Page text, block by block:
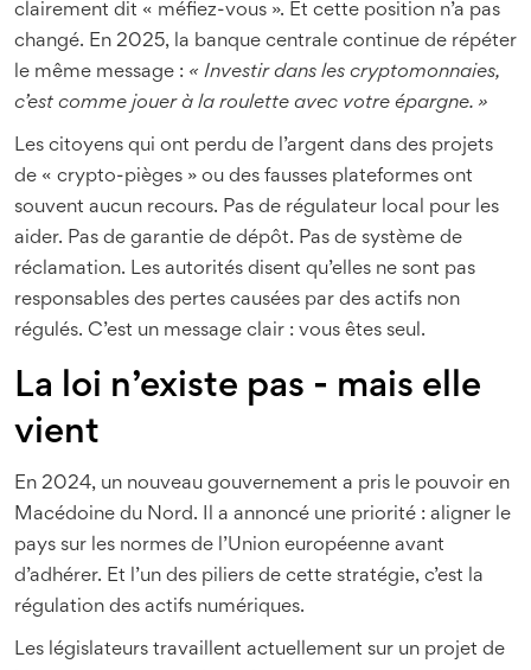
clairement dit « méfiez-vous ». Et cette position n’a pas
changé. En 2025, la banque centrale continue de répéter
le même message : « Investir dans les cryptomonnaies,
c’est comme jouer à la roulette avec votre épargne. »
Les citoyens qui ont perdu de l’argent dans des projets
de « crypto-pièges » ou des fausses plateformes ont
souvent aucun recours. Pas de régulateur local pour les
aider. Pas de garantie de dépôt. Pas de système de
réclamation. Les autorités disent qu’elles ne sont pas
responsables des pertes causées par des actifs non
régulés. C’est un message clair : vous êtes seul.
La loi n’existe pas - mais elle
vient
En 2024, un nouveau gouvernement a pris le pouvoir en
Macédoine du Nord. Il a annoncé une priorité : aligner le
pays sur les normes de l’Union européenne avant
d’adhérer. Et l’un des piliers de cette stratégie, c’est la
régulation des actifs numériques.
Les législateurs travaillent actuellement sur un projet de